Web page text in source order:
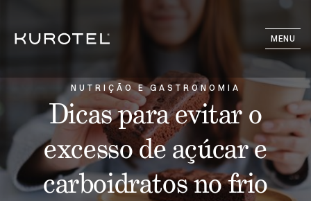
MENU
NUTRIÇÃO E GASTRONOMIA
Dicas para evitar o
excesso de açúcar e
carboidratos no frio